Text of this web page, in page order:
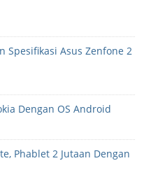
Spesifikasi Asus Zenfone 2
Dengan OS Android
Phablet 2 Jutaan Dengan